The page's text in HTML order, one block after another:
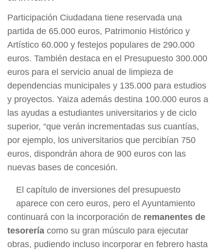
Participación Ciudadana tiene reservada una
partida de 65.000 euros, Patrimonio Histórico y
Artístico 60.000 y festejos populares de 290.000
euros. También destaca en el Presupuesto 300.000
euros para el servicio anual de limpieza de
dependencias municipales y 135.000 para estudios
y proyectos. Yaiza además destina 100.000 euros a
las ayudas a estudiantes universitarios y de ciclo
superior, “que verán incrementadas sus cuantías,
por ejemplo, los universitarios que percibían 750
euros, dispondrán ahora de 900 euros con las
nuevas bases de concesión.
El capítulo de inversiones del presupuesto
aparece con cero euros, pero el Ayuntamiento
continuará con la incorporación de remanentes de
tesorería como su gran músculo para ejecutar
obras, pudiendo incluso incorporar en febrero hasta